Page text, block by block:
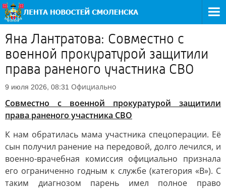
Яна Лантратова: Совместно с
военной прокуратурой защитили
права раненого участника СВО
9 июля 2026, 08:31 Официально
Совместно с военной прокуратурой защитили
права раненого участника СВО
К нам обратилась мама участника спецоперации. Её
сын получил ранение на передовой, долго лечился, и
военно-врачебная комиссия официально признала
его ограниченно годным к службе (категория «В»). С
таким диагнозом парень имел полное право